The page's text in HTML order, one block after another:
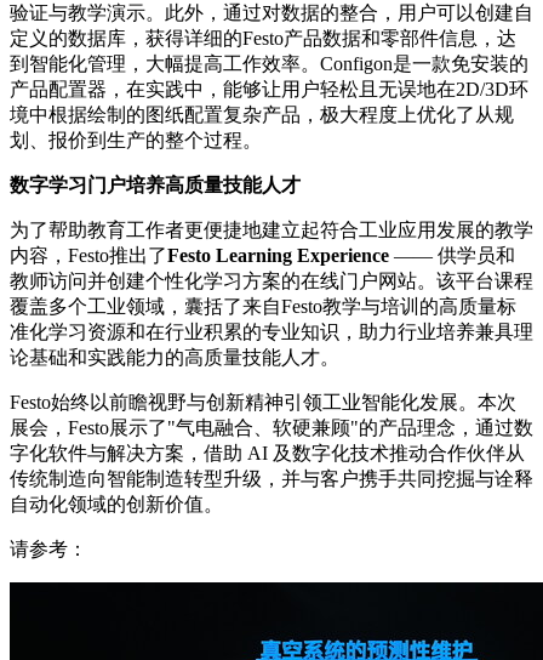
验证与教学演示。此外，通过对数据的整合，用户可以创建自
定义的数据库，获得详细的Festo产品数据和零部件信息，达
到智能化管理，大幅提高工作效率。Configon是一款免安装的
产品配置器，在实践中，能够让用户轻松且无误地在2D/3D环
境中根据绘制的图纸配置复杂产品，极大程度上优化了从规
划、报价到生产的整个过程。
数字学习门户培养高质量技能人才
为了帮助教育工作者更便捷地建立起符合工业应用发展的教学
内容，Festo推出了Festo Learning Experience —— 供学员和
教师访问并创建个性化学习方案的在线门户网站。该平台课程
覆盖多个工业领域，囊括了来自Festo教学与培训的高质量标
准化学习资源和在行业积累的专业知识，助力行业培养兼具理
论基础和实践能力的高质量技能人才。
Festo始终以前瞻视野与创新精神引领工业智能化发展。本次
展会，Festo展示了"气电融合、软硬兼顾"的产品理念，通过数
字化软件与解决方案，借助 AI 及数字化技术推动合作伙伴从
传统制造向智能制造转型升级，并与客户携手共同挖掘与诠释
自动化领域的创新价值。
请参考：